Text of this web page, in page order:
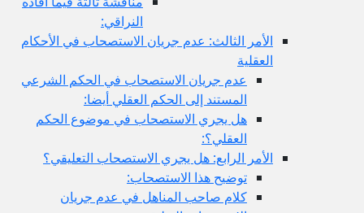
النراقي:
الأمر الثالث: عدم جريان الاستصحاب في الأحكام
العقلية
عدم جريان الاستصحاب في الحكم الشرعي
المستند إلى الحكم العقلي أيضا:
هل يجري الاستصحاب في موضوع الحكم
العقلي؟:
الأمر الرابع: هل يجري الاستصحاب التعليقي؟
توضيح هذا الاستصحاب:
كلام صاحب المناهل في عدم جريان